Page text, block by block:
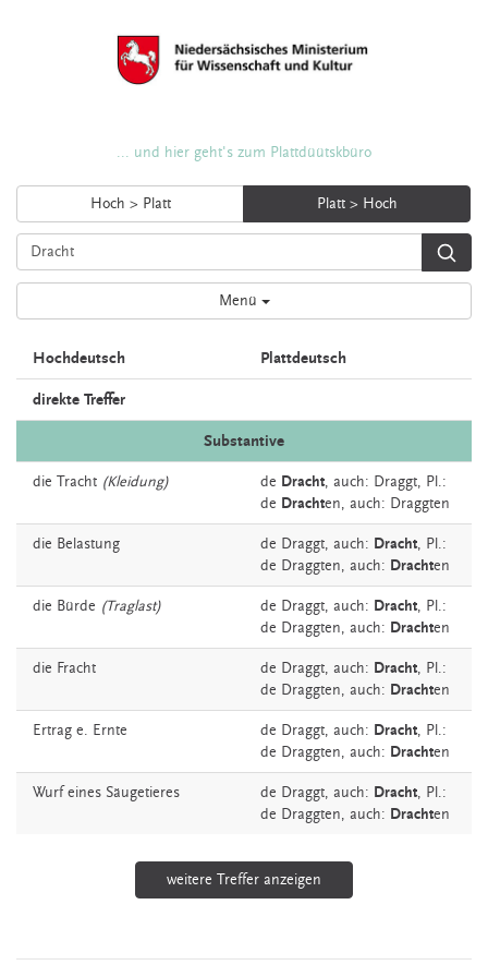
... und hier geht's zum Plattdüütskbüro
Hoch > Platt Platt > Hoch
Menü
Hochdeutsch Plattdeutsch
direkte Treffer
Substantive
die Tracht (Kleidung) de Dracht, auch: Draggt, Pl.:
de Drachten, auch: Draggten
die Belastung de Draggt, auch: Dracht, Pl.:
de Draggten, auch: Drachten
die Bürde (Traglast) de Draggt, auch: Dracht, Pl.:
de Draggten, auch: Drachten
die Fracht de Draggt, auch: Dracht, Pl.:
de Draggten, auch: Drachten
Ertrag e. Ernte de Draggt, auch: Dracht, Pl.:
de Draggten, auch: Drachten
Wurf eines Säugetieres de Draggt, auch: Dracht, Pl.:
de Draggten, auch: Drachten
weitere Treffer anzeigen